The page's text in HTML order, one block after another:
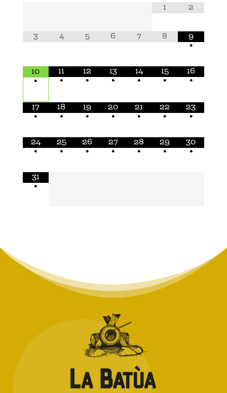
1
2
3 4 5 6 7 8 9
•
10
•
11
•
12
•
13
•
14
•
15
•
16
•
17
•
18
•
19
•
20
•
21
•
22
•
23
•
24
•
25
•
26
•
27
•
28
•
29
•
30
•
31
•